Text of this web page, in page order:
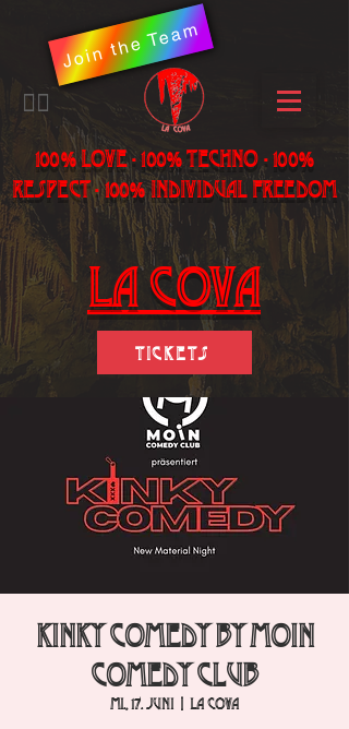
Join the Team
​🏳️‍🌈
100% LOVE - 100% Techno - 100%
Respect - 100% individual freedom
LA Cova
Tickets
Kinky Comedy by Moin
Comedy Club
Mi., 17. Juni
  |
La Cova